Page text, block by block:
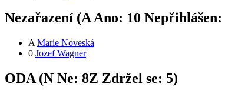
Nezařazení (A Ano: 10 Nepřihlášen:
A Marie Noveská
0 Jozef Wagner
ODA (N Ne: 8Z Zdržel se: 5)